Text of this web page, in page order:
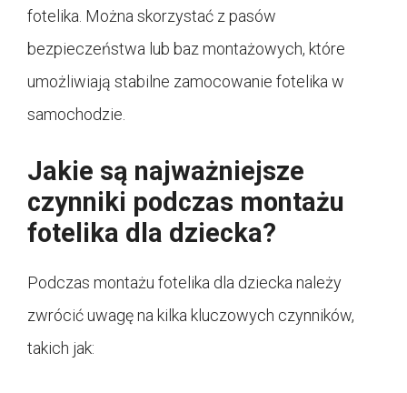
fotelika. Można skorzystać z pasów
bezpieczeństwa lub baz montażowych, które
umożliwiają stabilne zamocowanie fotelika w
samochodzie.
Jakie są najważniejsze
czynniki podczas montażu
fotelika dla dziecka?
Podczas montażu fotelika dla dziecka należy
zwrócić uwagę na kilka kluczowych czynników,
takich jak: